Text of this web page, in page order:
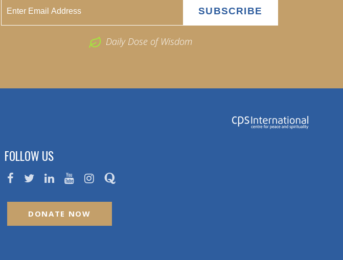
Daily Dose of Wisdom
FOLLOW US
DONATE NOW